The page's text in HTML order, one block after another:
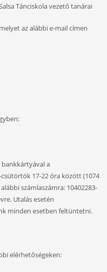
Tánciskola vezető tanárai
az alábbi e-mail címen
bankkártyával a
17-22 óra között (1074
számlaszámra: 10402283-
Utalás esetén
minden esetben feltüntetni.
elérhetőségeken: